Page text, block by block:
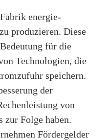
energie-
produzieren. Diese
für die
Technologien, die
speichern.
der
von
zur Folge haben.
Fördergelder